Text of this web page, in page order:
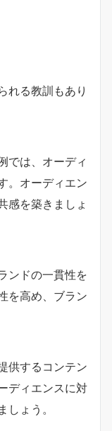
れる教訓もあり
では、オーディ
。オーディエン
感を築きましょ
ンドの一貫性を
を高め、ブラン
供するコンテン
ディエンスに対
ょう。